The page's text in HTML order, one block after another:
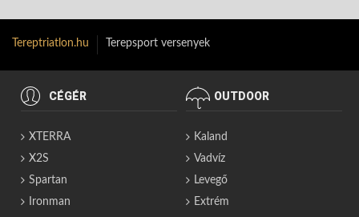
Tereptriatlon.hu Terepsport versenyek
CÉGÉR
XTERRA
X2S
Spartan
Ironman
OUTDOOR
Kaland
Vadvíz
Levegő
Extrém